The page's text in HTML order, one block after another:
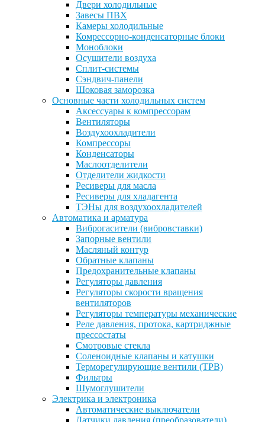
Двери холодильные
Завесы ПВХ
Камеры холодильные
Комрессорно-конденсаторные блоки
Моноблоки
Осушители воздуха
Сплит-системы
Сэндвич-панели
Шоковая заморозка
Основные части холодильных систем
Аксессуары к компрессорам
Вентиляторы
Воздухоохладители
Компрессоры
Конденсаторы
Маслоотделители
Отделители жидкости
Ресиверы для масла
Ресиверы для хладагента
ТЭНы для воздухоохладителей
Автоматика и арматура
Виброгасители (вибровставки)
Запорные вентили
Масляный контур
Обратные клапаны
Предохранительные клапаны
Регуляторы давления
Регуляторы скорости вращения
вентиляторов
Регуляторы температуры механические
Реле давления, протока, картриджные
прессостаты
Смотровые стекла
Соленоидные клапаны и катушки
Терморегулирующие вентили (ТРВ)
Фильтры
Шумоглушители
Электрика и электроника
Автоматические выключатели
Датчики давления (преобразователи)